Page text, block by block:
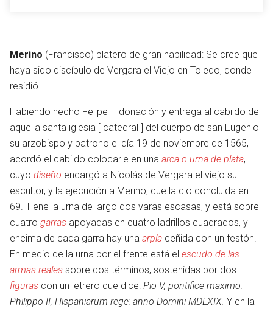
Merino (Francisco) platero de gran habilidad: Se cree que
haya sido discípulo de Vergara el Viejo en Toledo, donde
residió.
Habiendo hecho Felipe II donación y entrega al cabildo de
aquella santa iglesia [ catedral ] del cuerpo de san Eugenio
su arzobispo y patrono el día 19 de noviembre de 1565,
acordó el cabildo colocarle en una arca o urna de plata,
cuyo diseño encargó a Nicolás de Vergara el viejo su
escultor, y la ejecución a Merino, que la dio concluida en
69. Tiene la urna de largo dos varas escasas, y está sobre
cuatro garras apoyadas en cuatro ladrillos cuadrados, y
encima de cada garra hay una arpía ceñida con un festón.
En medio de la urna por el frente está el escudo de las
armas reales sobre dos términos, sostenidas por dos
figuras con un letrero que dice: Pio V, pontifice maximo:
Philippo II, Hispaniarum rege: anno Domini MDLXIX. Y en la